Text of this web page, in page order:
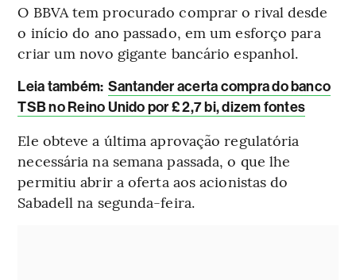
O BBVA tem procurado comprar o rival desde
o início do ano passado, em um esforço para
criar um novo gigante bancário espanhol.
Leia também: Santander acerta compra do banco
TSB no Reino Unido por £ 2,7 bi, dizem fontes
Ele obteve a última aprovação regulatória
necessária na semana passada, o que lhe
permitiu abrir a oferta aos acionistas do
Sabadell na segunda-feira.